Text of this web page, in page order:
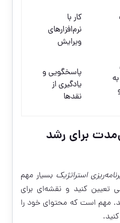
کار با
نرم‌افزارهای
ویرایش
پاسخگویی و
یادگیری از
نقدها
برای رشد
استراتژیک بسیار مهم
کنید و نقشه‌ای برای
مهم است که محتوای خود را